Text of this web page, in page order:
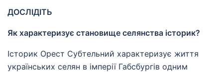
ДОСЛІДІТЬ
Як характеризує становище селянства історик?
Історик Орест Субтельний характеризує життя
українських селян в імперії Габсбургів одним